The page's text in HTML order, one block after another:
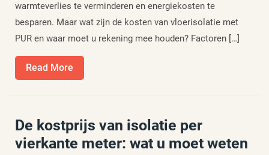
warmteverlies te verminderen en energiekosten te
besparen. Maar wat zijn de kosten van vloerisolatie met
PUR en waar moet u rekening mee houden? Factoren […]
Read More
More
De kostprijs van isolatie per
vierkante meter: wat u moet weten